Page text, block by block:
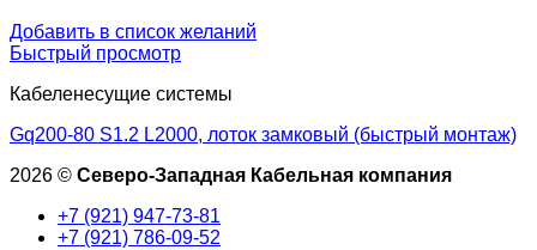
Добавить в список желаний
Быстрый просмотр
Кабеленесущие системы
Gq200-80 S1.2 L2000, лоток замковый (быстрый монтаж)
2026 © Северо-Западная Кабельная компания
+7 (921) 947-73-81
+7 (921) 786-09-52